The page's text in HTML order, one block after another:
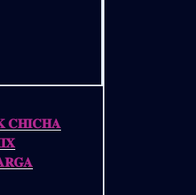
𝐂𝐇𝐈𝐂𝐇𝐀